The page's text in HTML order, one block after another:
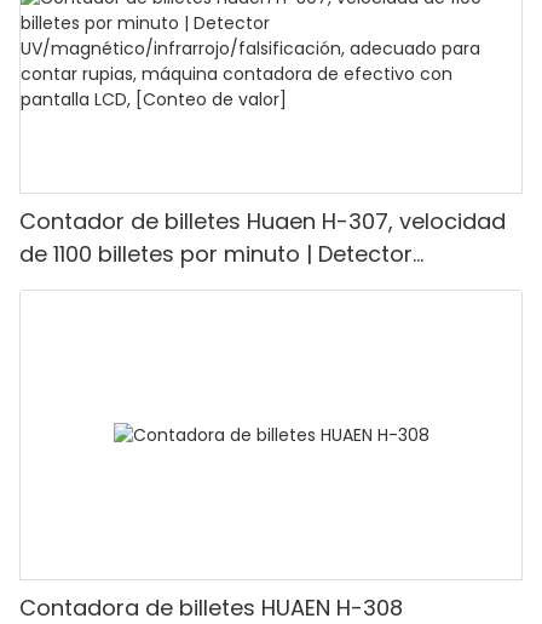
Contador de billetes Huaen H-307, velocidad
de 1100 billetes por minuto | Detector
UV/magnético/infrarrojo/falsificación,
Contadora de billetes HUAEN H-308